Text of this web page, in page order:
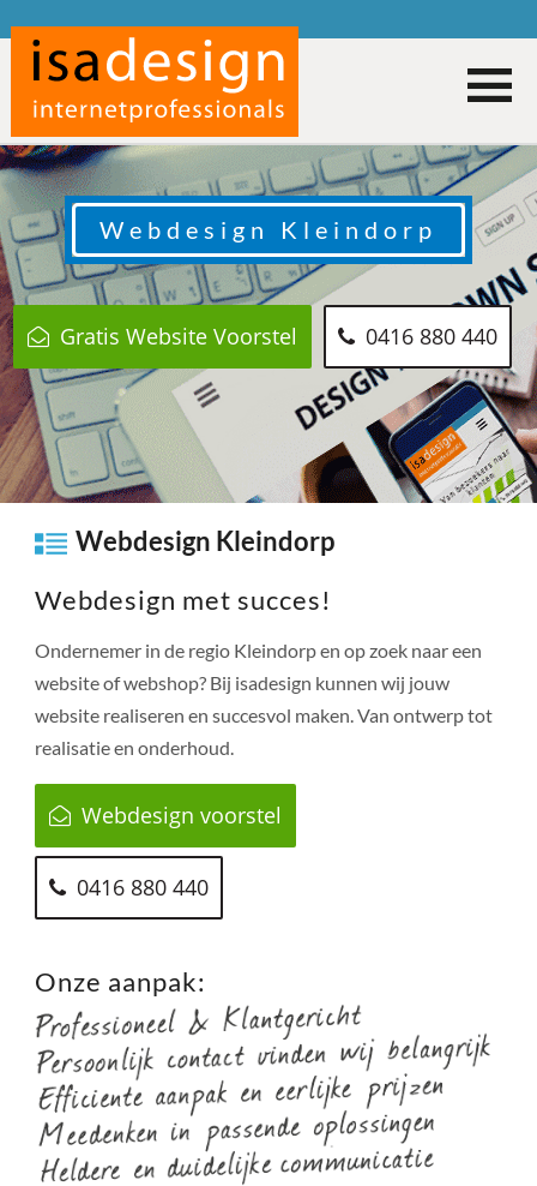
Webdesign Kleindorp
Gratis Website Voorstel 0416 880 440
Webdesign Kleindorp
Webdesign met succes!
Ondernemer in de regio Kleindorpen op zoek naar een
website of webshop? Bij isadesign kunnen wij jouw
website realiseren en succesvol maken. Van ontwerp tot
realisatie en onderhoud.
Webdesign voorstel
0416 880 440
Onze aanpak: